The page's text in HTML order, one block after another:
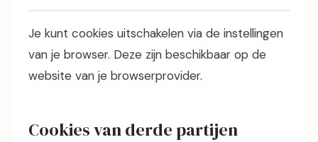
Je kunt cookies uitschakelen via de instellingen
van je browser. Deze zijn beschikbaar op de
website van je browserprovider.
Cookies van derde partijen